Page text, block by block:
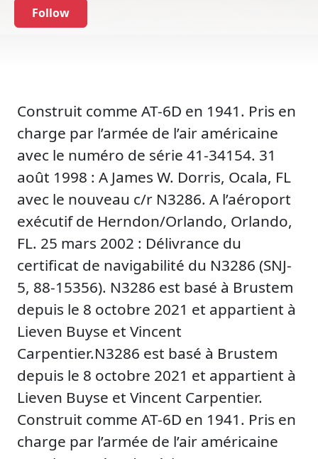
Follow
Construit comme AT-6D en 1941. Pris en
charge par l’armée de l’air américaine
avec le numéro de série 41-34154. 31
août 1998 : A James W. Dorris, Ocala, FL
avec le nouveau c/r N3286. A l’aéroport
exécutif de Herndon/Orlando, Orlando,
FL. 25 mars 2002 : Délivrance du
certificat de navigabilité du N3286 (SNJ-
5, 88-15356). N3286 est basé à Brustem
depuis le 8 octobre 2021 et appartient à
Lieven Buyse et Vincent
Carpentier.N3286 est basé à Brustem
depuis le 8 octobre 2021 et appartient à
Lieven Buyse et Vincent Carpentier.
Construit comme AT-6D en 1941. Pris en
charge par l’armée de l’air américaine